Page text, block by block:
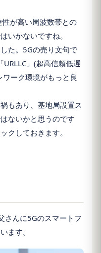
が高い周波数帯との
いかないですね。
た。5Gの売り文句で
」(超高信頼低遅
ーク環境がもっと良
もあり、基地局設置ス
ないかと思うのです
クしておきます。
さんに5Gのスマートフ
ます。